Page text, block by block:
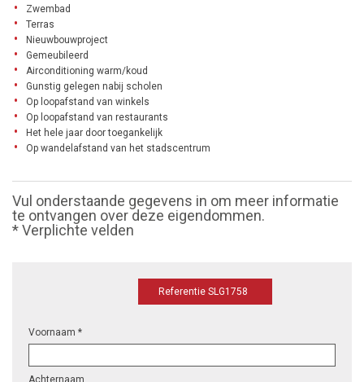
Zwembad
Terras
Nieuwbouwproject
Gemeubileerd
Airconditioning warm/koud
Gunstig gelegen nabij scholen
Op loopafstand van winkels
Op loopafstand van restaurants
Het hele jaar door toegankelijk
Op wandelafstand van het stadscentrum
Vul onderstaande gegevens in om meer informatie
te ontvangen over deze eigendommen.
* Verplichte velden
Referentie SLG1758
Voornaam *
Achternaam